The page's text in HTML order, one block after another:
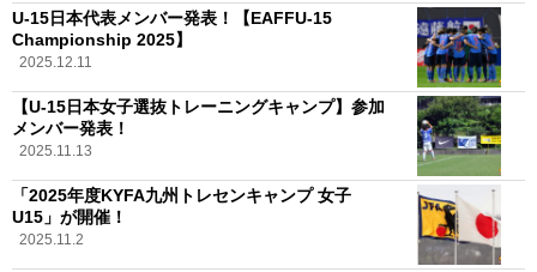
U-15日本代表メンバー発表！【EAFFU-15
Championship 2025】
2025.12.11
【U-15日本女子選抜トレーニングキャンプ】参加
メンバー発表！
2025.11.13
「2025年度KYFA九州トレセンキャンプ 女子
U15」が開催！
2025.11.2